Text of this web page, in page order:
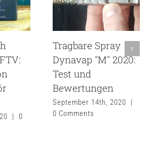
|
0
Tragbare Spray
Dynavap "M" 2020:
Test und
Bewertungen
September 14th, 2020
|
0 Comments